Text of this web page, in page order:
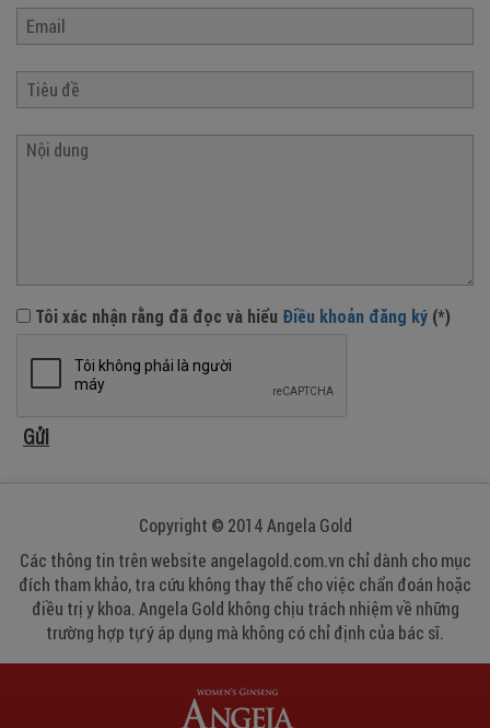
Tôi xác nhận rằng đã đọc và hiểu Điều khoản đăng ký (*)
Copyright © 2014 Angela Gold
Các thông tin trên website angelagold.com.vn chỉ dành cho mục
đích tham khảo, tra cứu không thay thế cho việc chẩn đoán hoặc
điều trị y khoa. Angela Gold không chịu trách nhiệm về những
trường hợp tự ý áp dụng mà không có chỉ định của bác sĩ.